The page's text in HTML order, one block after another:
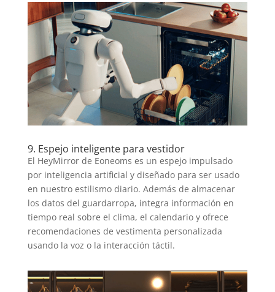
9. Espejo inteligente para vestidor
El HeyMirror de Eoneoms es un espejo impulsado
por inteligencia artificial y diseñado para ser usado
en nuestro estilismo diario. Además de almacenar
los datos del guardarropa, integra información en
tiempo real sobre el clima, el calendario y ofrece
recomendaciones de vestimenta personalizada
usando la voz o la interacción táctil.